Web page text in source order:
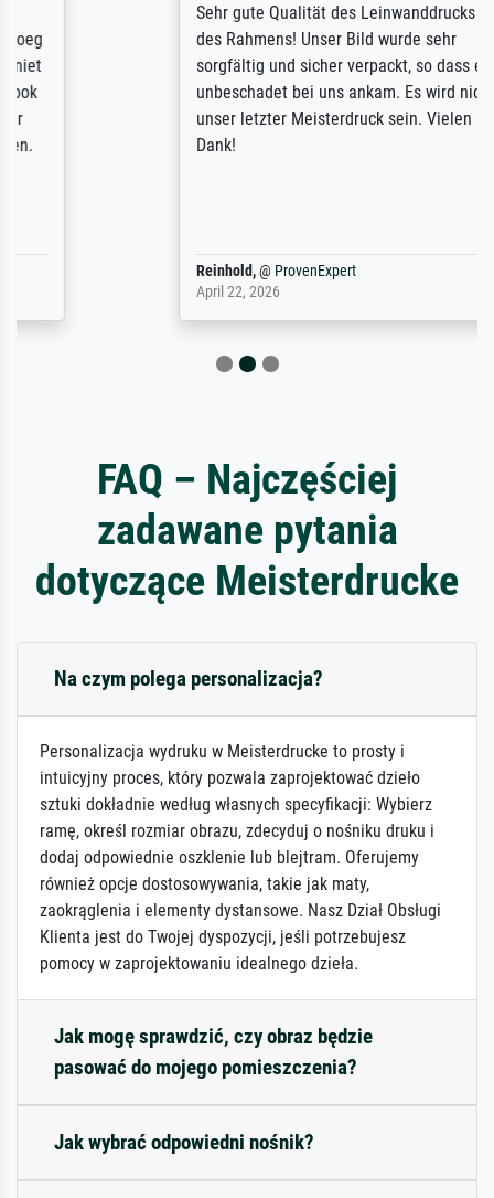
Sehr gute Qualität des Leinwanddrucks und
des Rahmens! Unser Bild wurde sehr
sorgfältig und sicher verpackt, so dass es
unbeschadet bei uns ankam. Es wird nicht
unser letzter Meisterdruck sein. Vielen
ProvenExpert
FAQ – Najczęściej
zadawane pytania
dotyczące Meisterdrucke
Na czym polega personalizacja?
Personalizacja wydruku w Meisterdrucke to prosty i
intuicyjny proces, który pozwala zaprojektować dzieło
sztuki dokładnie według własnych specyfikacji: Wybierz
ramę, określ rozmiar obrazu, zdecyduj o nośniku druku i
dodaj odpowiednie oszklenie lub blejtram. Oferujemy
również opcje dostosowywania, takie jak maty,
zaokrąglenia i elementy dystansowe. Nasz Dział Obsługi
Klienta jest do Twojej dyspozycji, jeśli potrzebujesz
pomocy w zaprojektowaniu idealnego dzieła.
Jak mogę sprawdzić, czy obraz będzie
pasować do mojego pomieszczenia?
Jak wybrać odpowiedni nośnik?